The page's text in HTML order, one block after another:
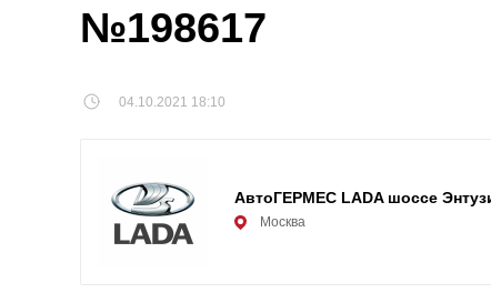
№198617
04.10.2021 18:10
АвтоГЕРМЕС LADA шоссе
Москва